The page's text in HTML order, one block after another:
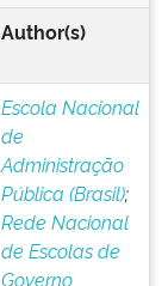
Author(s)
Escola Nacional
de
Administração
Pública (Brasil);
Rede Nacional
de Escolas de
Governo